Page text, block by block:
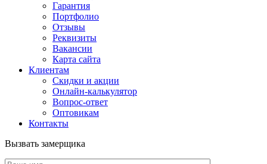
Гарантия
Портфолио
Отзывы
Реквизиты
Вакансии
Карта сайта
Клиентам
Скидки и акции
Онлайн-калькулятор
Вопрос-ответ
Оптовикам
Контакты
Вызвать замерщика